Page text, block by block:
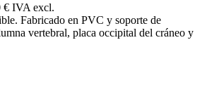
€ IVA excl.
Fabricado en PVC y soporte de
vertebral, placa occipital del cráneo y